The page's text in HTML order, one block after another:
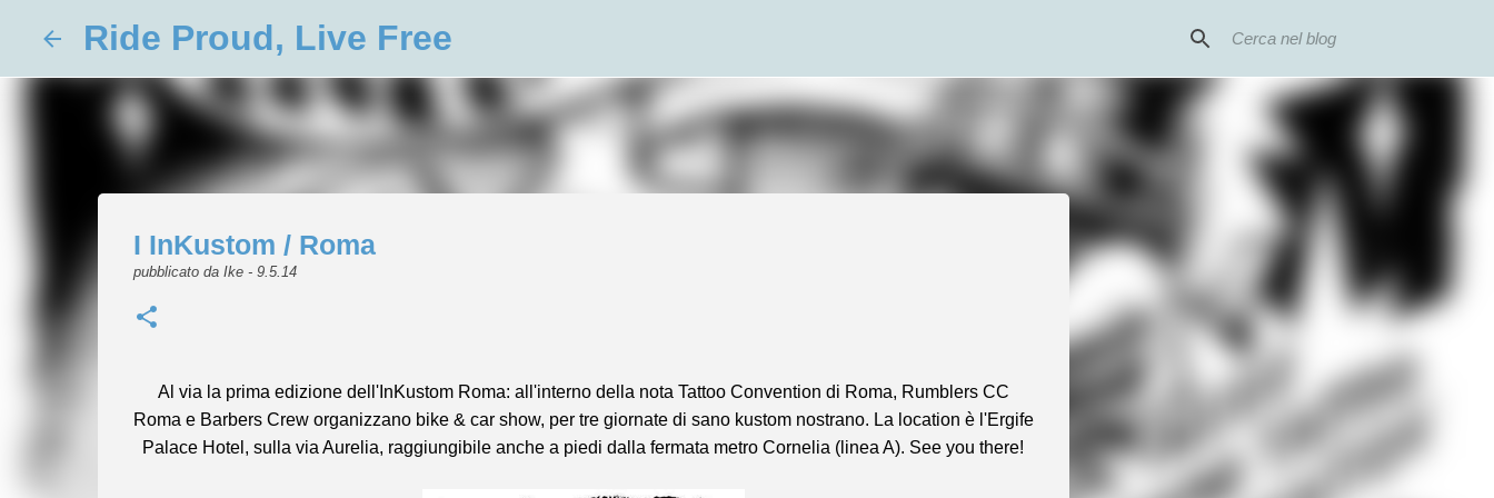
Ride Proud, Live Free
I InKustom / Roma
pubblicato da Ike - 9.5.14
Al via la prima edizione dell'InKustom Roma: all'interno della nota Tattoo Convention di Roma, Rumblers CC
Roma e Barbers Crew organizzano bike & car show, per tre giornate di sano kustom nostrano. La location è l'Ergife
Palace Hotel, sulla via Aurelia, raggiungibile anche a piedi dalla fermata metro Cornelia (linea A). See you there!